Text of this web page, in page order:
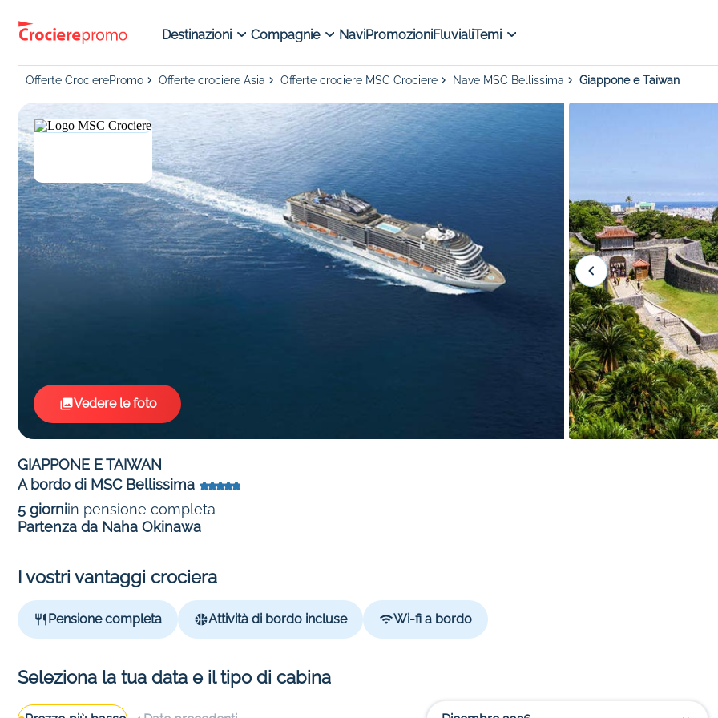
Destinazioni Compagnie NaviPromozioniFluvialiTemi
Offerte CrocierePromo Offerte crociere Asia Offerte crociere MSC Crociere Nave MSC Bellissima Giappone e Taiwan
Vedere le foto
GIAPPONE E TAIWAN
A bordo di MSC Bellissima
5 giorniin pensione completa
Partenza da Naha Okinawa
I vostri vantaggi crociera
Pensione completa Attività di bordo incluse Wi-fi a bordo
Seleziona la tua data e il tipo di cabina